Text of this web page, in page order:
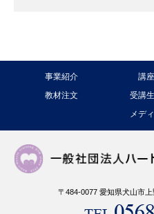
事業紹介 講
教材注文
受講
メデ
〒484-0077 愛知県犬山市